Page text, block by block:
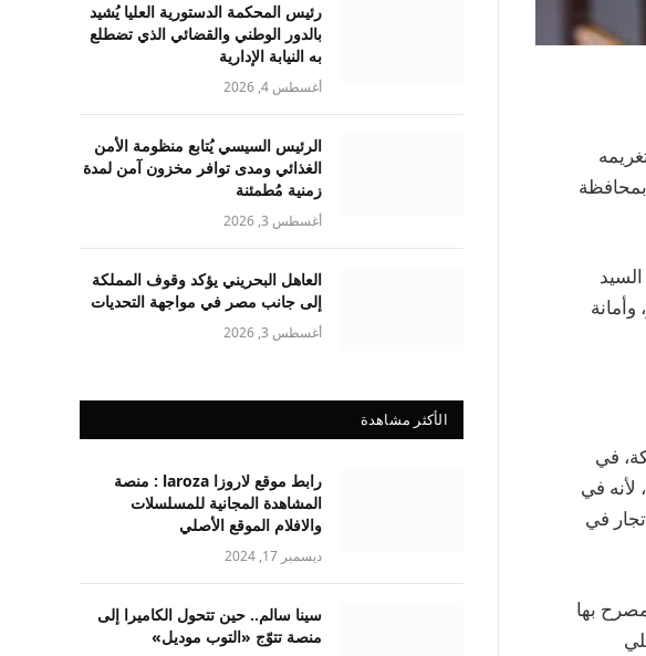
توك، وتغريمه
بمحافظة
في
لسنة 2024 كلي شمال بنها، لأنه في
في
بها
رئيس المحكمة الدستورية العليا يُشيد
بالدور الوطني والقضائي الذي تضطلع
به النيابة الإدارية
أغسطس 4, 2026
الرئيس السيسي يُتابع منظومة الأمن
الغذائي ومدى توافر مخزون آمن لمدة
زمنية مُطمئنة
أغسطس 3, 2026
العاهل البحريني يؤكد وقوف المملكة
إلى جانب مصر في مواجهة التحديات
أغسطس 3, 2026
الأكثر مشاهدة
رابط موقع لاروزا laroza : منصة
المشاهدة المجانية للمسلسلات
والافلام الموقع الأصلي
ديسمبر 17, 2024
سينا سالم.. حين تتحول الكاميرا إلى
منصة تتوّج «التوب موديل»